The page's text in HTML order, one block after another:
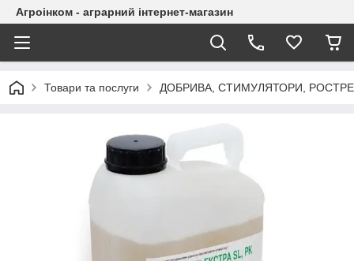
Агроінком - аграрний інтернет-магазин
Товари та послуги ДОБРИВА, СТИМУЛЯТОРИ,